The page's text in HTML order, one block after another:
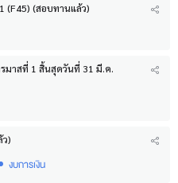
(F45) (สอบทานแล้ว)
มาสที่ 1 สิ้นสุดวันที่ 31 มี.ค.
)
งบการเงิน